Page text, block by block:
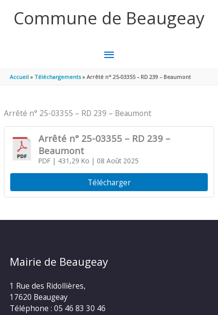
Commune de Beaugeay
MENU
PRINCIPAL
Accueil Téléchargements Arrêté n° 25-03355 – RD 239 – Beaumont
Arrêté n° 25-03355 – RD 239 – Beaumont
Arrêté n° 25-03355 – RD 239 –
Beaumont
PDF| 431,29 Ko | 08 Août 2025
Télécharger
Mairie de Beaugeay
1 Rue des Ridollières,
17620 Beaugeay
Téléphone : 05 46 83 30 46